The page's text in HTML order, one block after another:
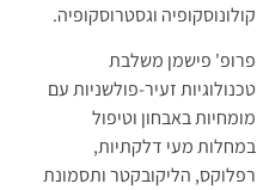
קולונוסקופיה וגסטרוסקופיה.
פרופ' פישמן משלבת
טכנולוגיות זעיר-פולשניות עם
מומחיות באבחון וטיפול
במחלות מעי דלקתיות,
רפלוקס, הליקובקטר ותסמונת